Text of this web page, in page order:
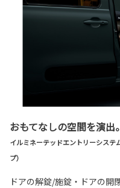
おもてなしの空間を演出。
イルミネーテッドエントリーシステ
プ）
ドアの解錠/施錠・ドアの開